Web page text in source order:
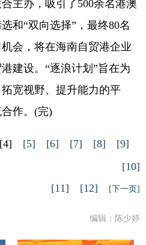
主办，吸引了500余名港澳
和“双向选择”，最终80名
会，将在海南自贸港企业
建设。“逐浪计划”旨在为
宽视野、提升能力的平
作。(完)
[5] [6] [7] [8]
[9]
[10]
[11]
[12] [下一页]
编辑：陈少婷